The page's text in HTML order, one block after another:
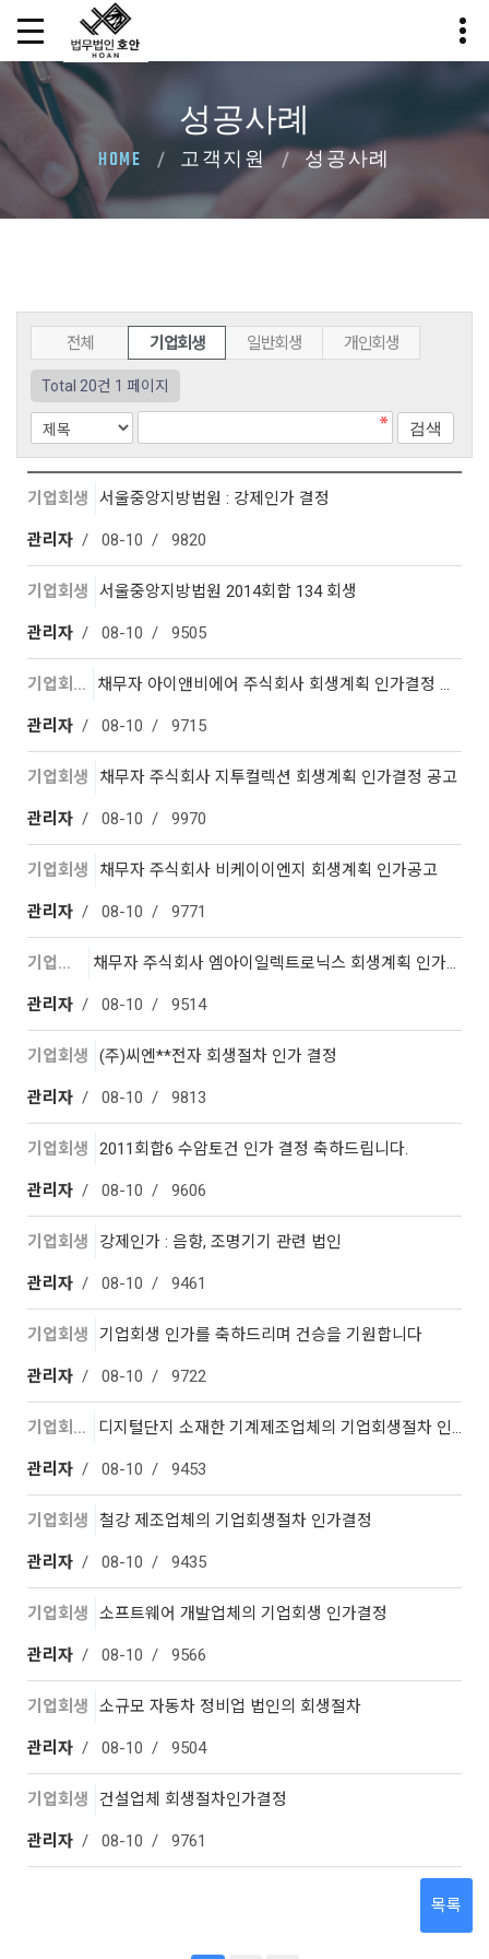
성공사례
HOME 고객지원 성공사례
전체 기업회생 일반회생 개인회생
Total 20건 1 페이지
기업회생 서울중앙지방법원 : 강제인가 결정
관리자 08-10 9820
기업회생 서울중앙지방법원 2014회합 134 회생
관리자 08-10 9505
기업회생 채무자 아이앤비에어 주식회사 회생계획 인가결정 공고
관리자 08-10 9715
기업회생 채무자 주식회사 지투컬렉션 회생계획 인가결정 공고
관리자 08-10 9970
기업회생 채무자 주식회사 비케이이엔지 회생계획 인가공고
관리자 08-10 9771
기업회생 채무자 주식회사 엠아이일렉트로닉스 회생계획 인가결정 공…
관리자 08-10 9514
기업회생 (주)씨엔**전자 회생절차 인가 결정
관리자 08-10 9813
기업회생 2011회합6 수암토건 인가 결정 축하드립니다.
관리자 08-10 9606
기업회생 강제인가 : 음향, 조명기기 관련 법인
관리자 08-10 9461
기업회생 기업회생 인가를 축하드리며 건승을 기원합니다
관리자 08-10 9722
기업회생 디지털단지 소재한 기계제조업체의 기업회생절차 인가
관리자 08-10 9453
기업회생 철강 제조업체의 기업회생절차 인가결정
관리자 08-10 9435
기업회생 소프트웨어 개발업체의 기업회생 인가결정
관리자 08-10 9566
기업회생 소규모 자동차 정비업 법인의 회생절차
관리자 08-10 9504
기업회생 건설업체 회생절차인가결정
관리자 08-10 9761
목록